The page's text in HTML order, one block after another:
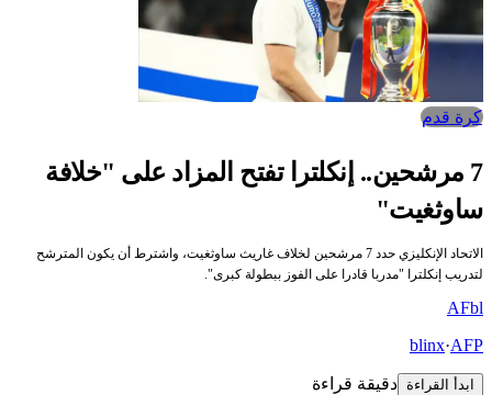
كرة قدم
7 مرشحين.. إنكلترا تفتح المزاد على "خلافة
ساوثغيت"
الاتحاد الإنكليزي حدد 7 مرشحين لخلاف غاريث ساوثغيت، واشترط أن يكون المترشح
لتدريب إنكلترا "مدربا قادرا على الفوز ببطولة كبرى".
AFbl
AFP
·
blinx
ابدأ القراءة دقيقة قراءة